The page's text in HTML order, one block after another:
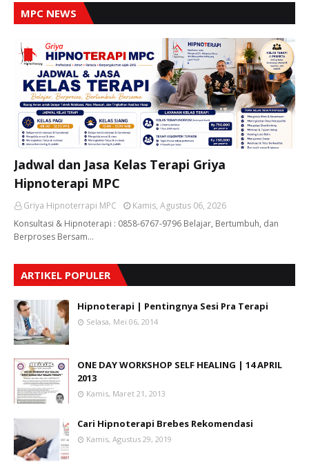
MPC NEWS
Jadwal dan Jasa Kelas Terapi Griya
Hipnoterapi MPC
Griya Hipnoterrapi MPC
Kamis, Agustus 06, 2026
Konsultasi & Hipnoterapi : 0858-6767-9796 Belajar, Bertumbuh, dan
Berproses Bersam…
ARTIKEL POPULER
Hipnoterapi | Pentingnya Sesi Pra Terapi
Selasa, Mei 06, 2014
ONE DAY WORKSHOP SELF HEALING | 14 APRIL
2013
Kamis, Maret 21, 2013
Cari Hipnoterapi Brebes Rekomendasi
Kamis, Agustus 29, 2019